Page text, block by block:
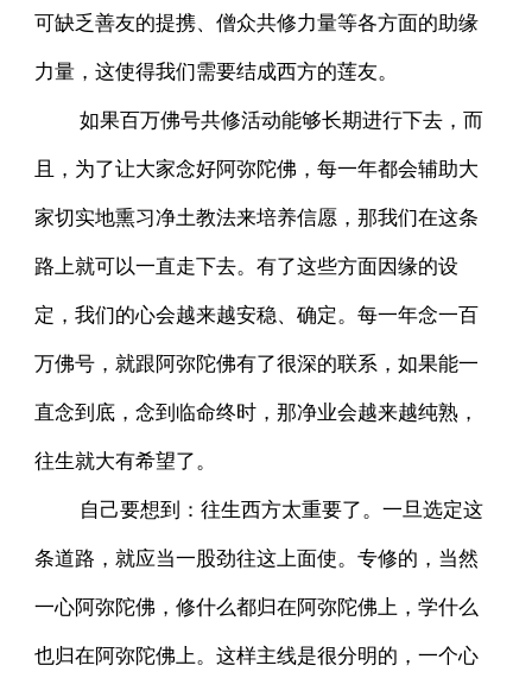
可缺乏善友的提携、僧众共修力量等各方面的助缘
力量，这使得我们需要结成西方的莲友。
如果百万佛号共修活动能够长期进行下去，而
且，为了让大家念好阿弥陀佛，每一年都会辅助大
家切实地熏习净土教法来培养信愿，那我们在这条
路上就可以一直走下去。有了这些方面因缘的设
定，我们的心会越来越安稳、确定。每一年念一百
万佛号，就跟阿弥陀佛有了很深的联系，如果能一
直念到底，念到临命终时，那净业会越来越纯熟，
往生就大有希望了。
自己要想到：往生西方太重要了。一旦选定这
条道路，就应当一股劲往这上面使。专修的，当然
一心阿弥陀佛，修什么都归在阿弥陀佛上，学什么
也归在阿弥陀佛上。这样主线是很分明的，一个心